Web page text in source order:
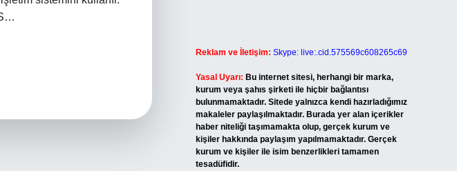
Reklam ve İletişim: Skype: live:.cid.575569c608265c69
Yasal Uyarı: Bu internet sitesi, herhangi bir marka,
kurum veya şahıs şirketi ile hiçbir bağlantısı
bulunmamaktadır. Sitede yalnızca kendi hazırladığımız
makaleler paylaşılmaktadır. Burada yer alan içerikler
haber niteliği taşımamakta olup, gerçek kurum ve
kişiler hakkında paylaşım yapılmamaktadır. Gerçek
kurum ve kişiler ile isim benzerlikleri tamamen
tesadüfidir.